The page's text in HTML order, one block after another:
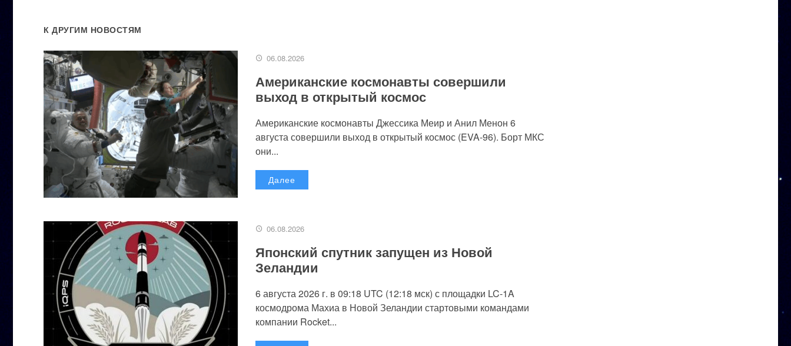
К ДРУГИМ НОВОСТЯМ
06.08.2026
Американские космонавты совершили
выход в открытый космос
Американские космонавты Джессика Меир и Анил Менон 6
августа совершили выход в открытый космос (EVA-96). Борт МКС
они...
Далее
06.08.2026
Японский спутник запущен из Новой
Зеландии
6 августа 2026 г. в 09:18 UTC (12:18 мск) с площадки LC-1A
космодрома Махиа в Новой Зеландии стартовыми командами
компании Rocket...